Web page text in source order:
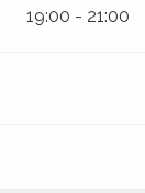
19:00 - 21:00